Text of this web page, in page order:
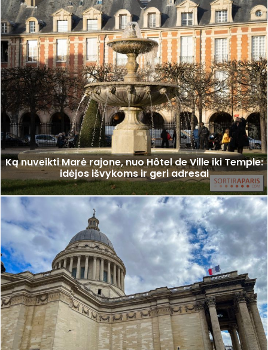
Ką nuveikti Marė rajone, nuo Hôtel de Ville iki Temple:
idėjos išvykoms ir geri adresai